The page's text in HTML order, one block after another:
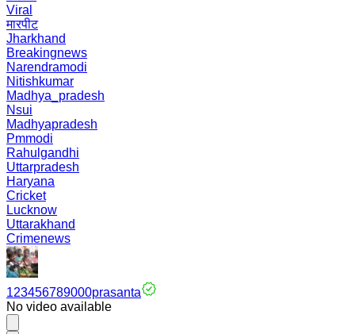
Viral
मारपीट
Jharkhand
Breakingnews
Narendramodi
Nitishkumar
Madhya_pradesh
Nsui
Madhyapradesh
Pmmodi
Rahulgandhi
Uttarpradesh
Haryana
Cricket
Lucknow
Uttarakhand
Crimenews
123456789000prasanta
No video available